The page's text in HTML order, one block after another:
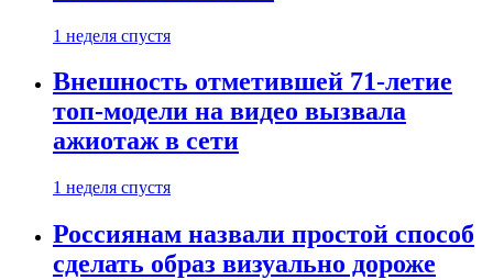
1 неделя спустя
Внешность отметившей 71-летие
топ-модели на видео вызвала
ажиотаж в сети
1 неделя спустя
Россиянам назвали простой способ
сделать образ визуально дороже